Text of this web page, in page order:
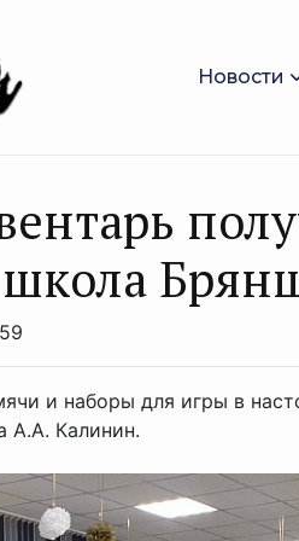
Новости
школа
и наборы для игры в
А.А. Калинин.